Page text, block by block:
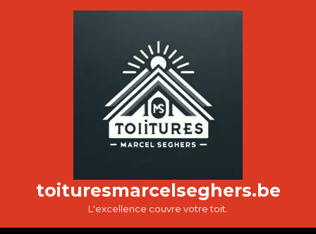
toituresmarcelseghers.be
L'excellence couvre votre toit.